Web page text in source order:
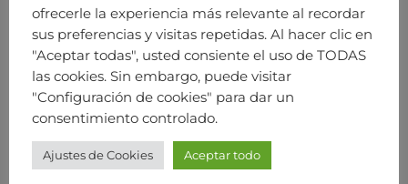
ofrecerle la experiencia más relevante al recordar
sus preferencias y visitas repetidas. Al hacer clic en
"Aceptar todas", usted consiente el uso de TODAS
las cookies. Sin embargo, puede visitar
"Configuración de cookies" para dar un
consentimiento controlado.
Ajustes de Cookies Aceptar todo